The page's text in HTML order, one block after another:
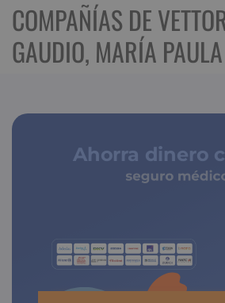
COMPAÑÍAS DE
GAUDIO, MARÍA PAULA
Ahorra dinero
seguro